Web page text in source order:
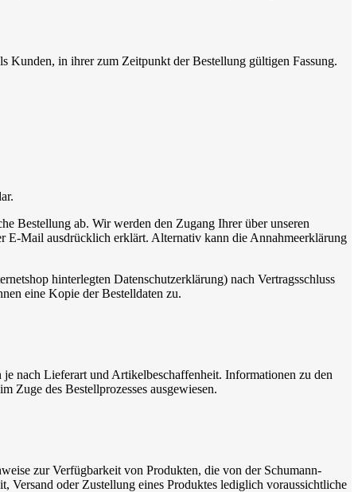
Kunden, in ihrer zum Zeitpunkt der Bestellung gültigen Fassung.
Bestellung ab. Wir werden den Zugang Ihrer über unseren
E-Mail ausdrücklich erklärt. Alternativ kann die Annahmeerklärung
hinterlegten Datenschutzerklärung) nach Vertragsschluss
eine Kopie der Bestelldaten zu.
nach Lieferart und Artikelbeschaffenheit. Informationen zu den
Zuge des Bestellprozesses ausgewiesen.
zur Verfügbarkeit von Produkten, die von der Schumann-
oder Zustellung eines Produktes lediglich voraussichtliche